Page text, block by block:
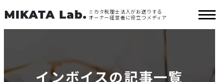
ミカタ税理士法人がお送りする
オーナー経営者に役立つメディア
インボイスの記事一覧